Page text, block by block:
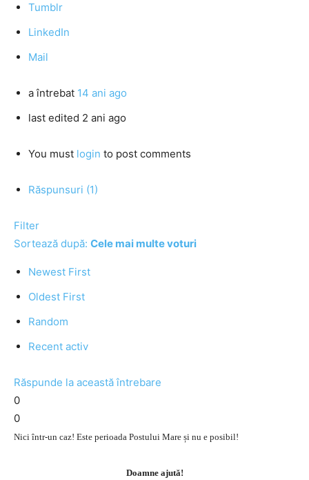
Tumblr
LinkedIn
Mail
a întrebat 14 ani ago
last edited 2 ani ago
You must login to post comments
Răspunsuri (1)
Filter
Sortează după: Cele mai multe voturi
Newest First
Oldest First
Random
Recent activ
Răspunde la această întrebare
0
0
Nici într-un caz! Este perioada Postului Mare și nu e posibil!
Doamne ajută!